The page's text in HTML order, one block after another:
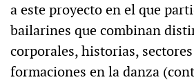
a este proyecto en el que
bailarines que combinan
corporales, historias,
formaciones en la danza